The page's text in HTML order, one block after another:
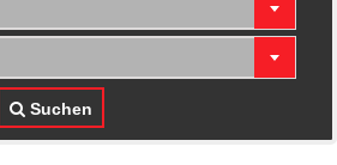
Suchen